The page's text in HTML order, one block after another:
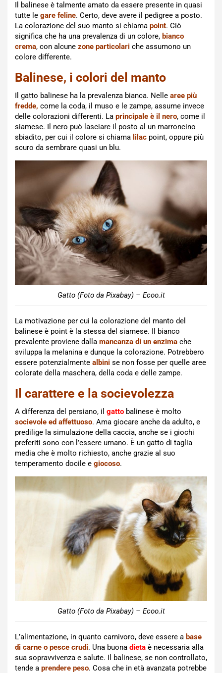
Il balinese è talmente amato da essere presente in quasi
tutte le gare feline. Certo, deve avere il pedigree a posto.
La colorazione del suo manto si chiama point. Ciò
significa che ha una prevalenza di un colore, bianco
crema, con alcune zone particolari che assumono un
colore differente.
Balinese, i colori del manto
Il gatto balinese ha la prevalenza bianca. Nelle aree più
fredde, come la coda, il muso e le zampe, assume invece
delle colorazioni differenti. La principale è il nero, come il
siamese. Il nero può lasciare il posto al un marroncino
sbiadito, per cui il colore si chiama lilac point, oppure più
scuro da sembrare quasi un blu.
Gatto (Foto da Pixabay) – Ecoo.it
La motivazione per cui la colorazione del manto del
balinese è point è la stessa del siamese. Il bianco
prevalente proviene dalla mancanza di un enzima che
sviluppa la melanina e dunque la colorazione. Potrebbero
essere potenzialmente albini se non fosse per quelle aree
colorate della maschera, della coda e delle zampe.
Il carattere e la socievolezza
A differenza del persiano, il gatto balinese è molto
socievole ed affettuoso. Ama giocare anche da adulto, e
predilige la simulazione della caccia, anche se i giochi
preferiti sono con l’essere umano. È un gatto di taglia
media che è molto richiesto, anche grazie al suo
temperamento docile e giocoso.
Gatto (Foto da Pixabay) – Ecoo.it
L’alimentazione, in quanto carnivoro, deve essere a base
di carne o pesce crudi. Una buona dieta è necessaria alla
sua sopravvivenza e salute. Il balinese, se non controllato,
tende a prendere peso. Cosa che in età avanzata potrebbe